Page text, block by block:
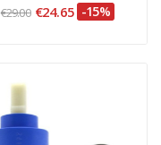
€29.00 €24.65 -15%